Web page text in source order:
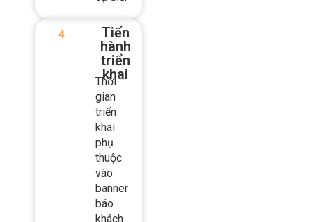
báo giá
cụ thể.
Tiến
hành
triển
khai
Thời
gian
triển
khai
phụ
thuộc
vào